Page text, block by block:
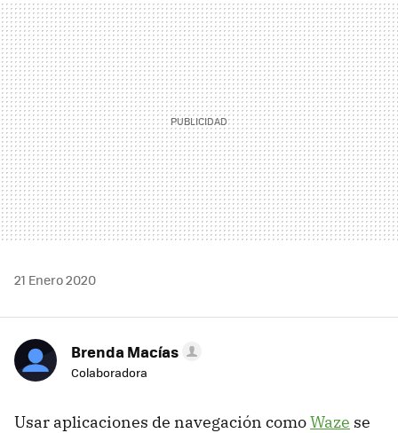
MAIL
21 Enero 2020
Brenda Macías
Colaboradora
Usar aplicaciones de navegación comoWaze se